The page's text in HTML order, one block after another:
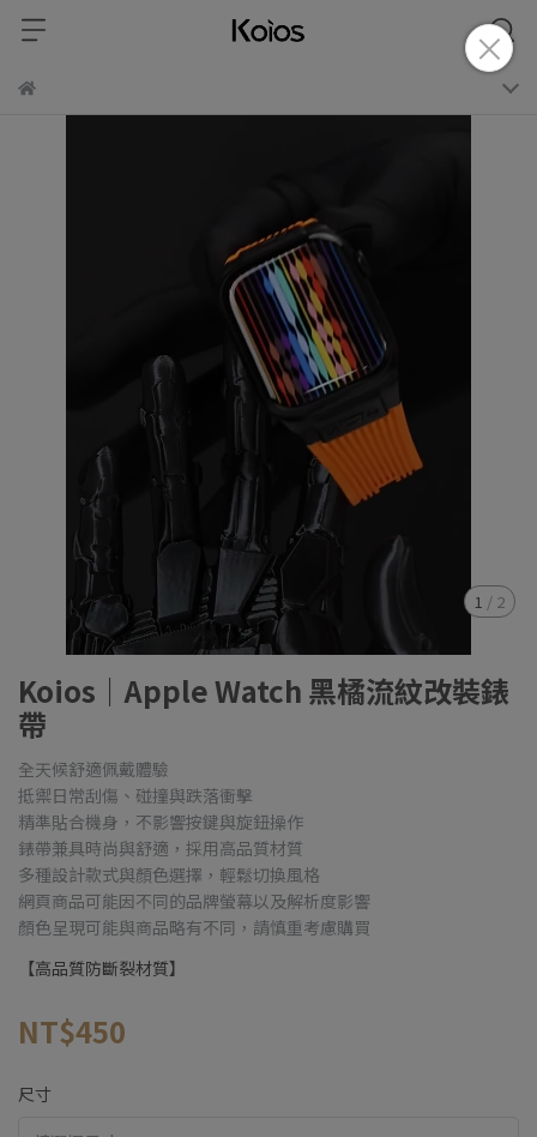
1 / 2
Koios｜Apple Watch 黑橘流紋改裝錶
帶
全天候舒適佩戴體驗
抵禦日常刮傷、碰撞與跌落衝擊
精準貼合機身，不影響按鍵與旋鈕操作
錶帶兼具時尚與舒適，採用高品質材質
多種設計款式與顏色選擇，輕鬆切換風格
網頁商品可能因不同的品牌螢幕以及解析度影響
顏色呈現可能與商品略有不同，請慎重考慮購買
【高品質防斷裂材質】
NT$450
尺寸